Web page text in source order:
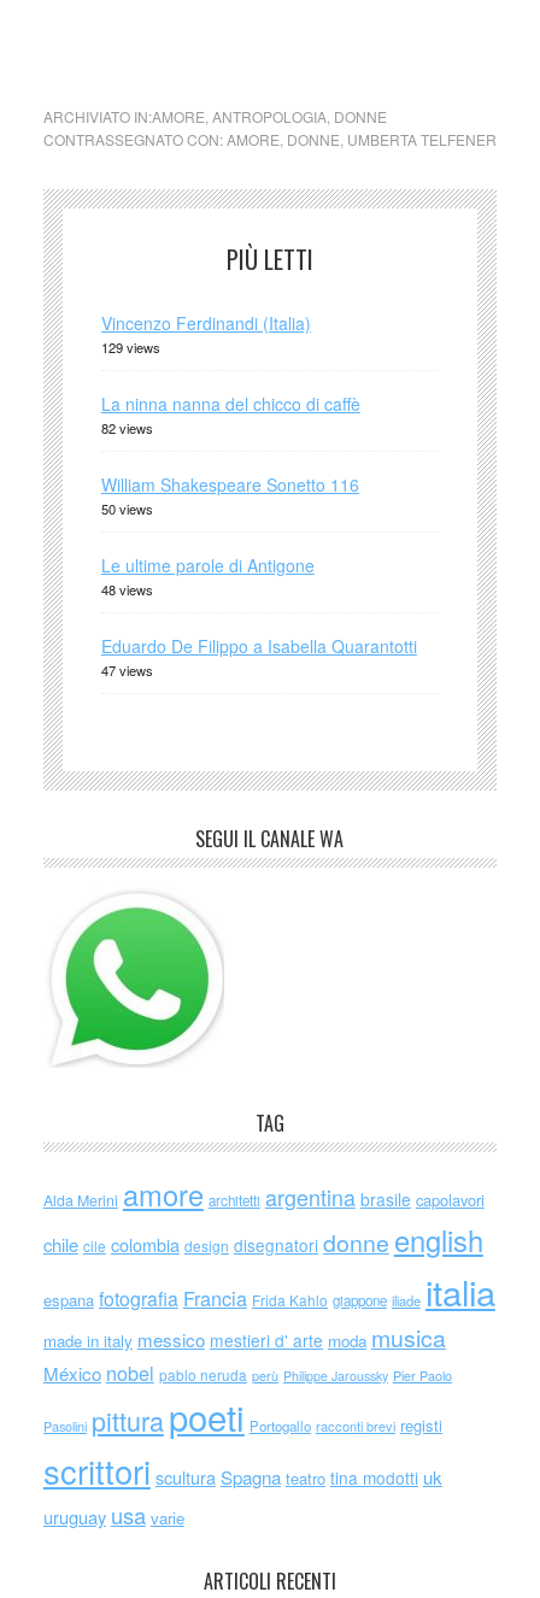
ARCHIVIATO IN:AMORE ANTROPOLOGIA, DONNE
CONTRASSEGNATO CON:AMORE DONNE UMBERTA TELFENER
PIÙ LETTI
Vincenzo Ferdinandi (Italia)
129 views
La ninna nanna del chicco di caffè
82 views
William Shakespeare Sonetto 116
50 views
Le ultime parole di Antigone
48 views
Eduardo De Filippo a Isabella Quarantotti
47 views
SEGUI IL CANALE WA
TAG
Alda Merini amore architetti argentina brasile capolavori
chile cile colombia design disegnatori donne english
espana fotografia Francia Frida Kahlo giappone iliade italia
made in italy messico mestieri d' arte moda musica
México nobel pablo neruda perù Philippe Jaroussky Pier Paolo
Pasolini pitturapoeti Portogallo racconti brevi registi
scrittori sculturaSpagna teatro tina modotti uk
uruguay usa varie
ARTICOLI RECENTI